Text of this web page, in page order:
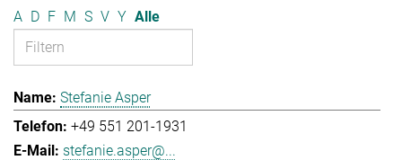
A D F M S V Y Alle
Stefanie Asper
+49 551 201-1931
stefanie.asper@...